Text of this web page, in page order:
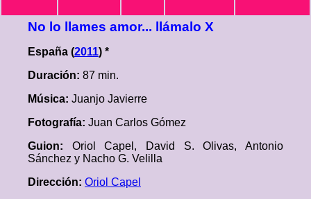
No lo llames amor... llámalo X
España (2011) *
Duración: 87 min.
Música: Juanjo Javierre
Fotografía: Juan Carlos Gómez
Guion: Oriol Capel, David S. Olivas, Antonio
Sánchez y Nacho G. Velilla
Dirección: Oriol Capel